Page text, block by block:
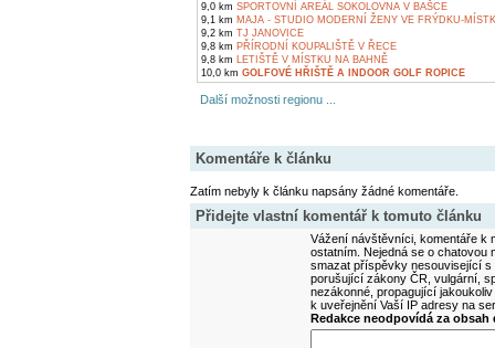
9,0 km SPORTOVNÍ AREÁL SOKOLOVNA V BAŠCE
9,1 km MAJA - STUDIO MODERNÍ ŽENY VE FRÝDKU-
9,2 km TJ JANOVICE
9,8 km PŘÍRODNÍ KOUPALIŠTĚ V ŘECE
9,8 km LETIŠTĚ V MÍSTKU NA BAHNĚ
10,0 km GOLFOVÉ HŘIŠTĚ A INDOOR GOLF ROPICE
Další možnosti regionu ...
Komentáře k článku
Zatím nebyly k článku napsány žádné komentáře.
Přidejte vlastní komentář k tomuto článku
Vážení návštěvníci, komentáře k
ostatním. Nejedná se o
smazat příspěvky nesouvisející
porušující zákony ČR, vulgární,
nezákonné, propagující
k uveřejnění Vaší IP adresy na
Redakce neodpovídá za